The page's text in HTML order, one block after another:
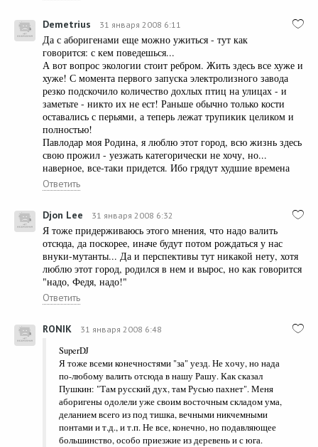
Demetrius 31 января 2008 6:11
Да с аборигенами еще можно ужиться - тут как
говорится: с кем поведешься...
А вот вопрос экологии стоит ребром. Жить здесь все хуже и
хуже! С момента первого запуска электролизного завода
резко подскочило количество дохлых птиц на улицах - и
заметьте - никто их не ест! Раньше обычно только кости
оставались с перьями, а теперь лежат трупикик целиком и
полностью!
Павлодар моя Родина, я люблю этот город, всю жизнь здесь
свою прожил - уезжать категорически не хочу, но...
наверное, все-таки придется. Ибо грядут худшие времена
Ответить
Djon Lee 31 января 2008 6:32
Я тоже придерживаюсь этого мнения, что надо валить
отсюда, да поскорее, иначе будут потом рождаться у нас
внуки-мутанты... Да и перспективы тут никакой нету, хотя
люблю этот город, родился в нем и вырос, но как говорится
"надо, Федя, надо!"
Ответить
RONIK 31 января 2008 6:48
SuperDJ
Я тоже всеми конечностями "за" уезд. Не хочу, но нада
по-любому валить отсюда в нашу Рашу. Как сказал
Пушкин: "Там русский дух, там Русью пахнет". Меня
аборигены одолели уже своим восточным складом ума,
деланием всего из под тишка, вечными никчемными
понтами и т.д., и т.п. Не все, конечно, но подавляющее
большинство, особо приезжие из деревень и с юга.